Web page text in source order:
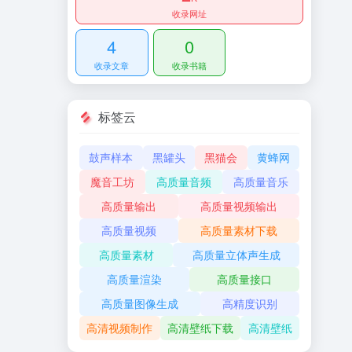
收录网址
4
收录文章
0
收录书籍
标签云
鼓声样本 黑罐头 黑猫会
黄蜂网
魔音工坊
高质量音频
高质量音乐
高质量输出
高质量视频输出
高质量视频
高质量素材下载
高质量素材
高质量立体声生成
高质量渲染
高质量接口
高质量图像生成
高精度识别
高清视频制作
高清壁纸下载 高清壁纸